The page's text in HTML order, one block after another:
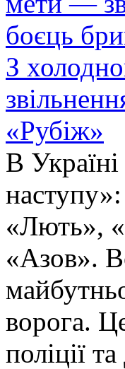
З
«Рубіж»
В
«Лють»,
«Азов».
ворога.
поліції